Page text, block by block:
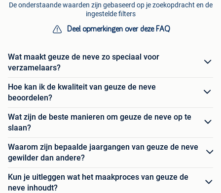
De onderstaande waarden zijn gebaseerd op je zoekopdracht en de
ingestelde filters
Deel opmerkingen over deze FAQ
Wat maakt geuze de neve zo speciaal voor
verzamelaars?
Hoe kan ik de kwaliteit van geuze de neve
beoordelen?
Wat zijn de beste manieren om geuze de neve op te
slaan?
Waarom zijn bepaalde jaargangen van geuze de neve
gewilder dan andere?
Kun je uitleggen wat het maakproces van geuze de
neve inhoudt?